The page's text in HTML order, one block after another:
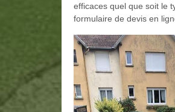
efficaces quel que soit le
formulaire de devis en